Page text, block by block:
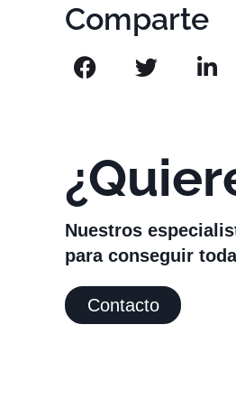
Comparte
Nuestros
para conseguir
Contacto